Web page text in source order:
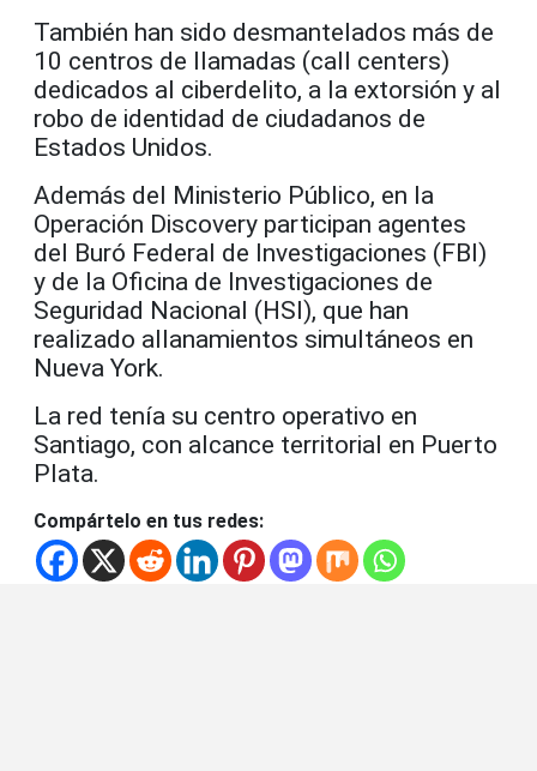
También han sido desmantelados más de
10 centros de llamadas (call centers)
dedicados al ciberdelito, a la extorsión y al
robo de identidad de ciudadanos de
Estados Unidos.
Además del Ministerio Público, en la
Operación Discovery participan agentes
del Buró Federal de Investigaciones (FBI)
y de la Oficina de Investigaciones de
Seguridad Nacional (HSI), que han
realizado allanamientos simultáneos en
Nueva York.
La red tenía su centro operativo en
Santiago, con alcance territorial en Puerto
Plata.
Compártelo en tus redes: